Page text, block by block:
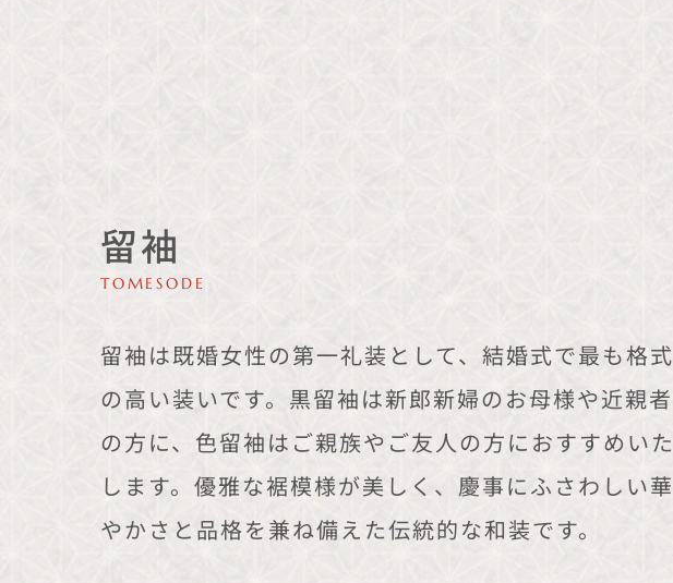
留袖
TOMESODE
留袖は既婚女性の第一礼装として、結婚式で最も格式
の高い装いです。黒留袖は新郎新婦のお母様や近親者
の方に、色留袖はご親族やご友人の方におすすめいた
します。優雅な裾模様が美しく、慶事にふさわしい華
やかさと品格を兼ね備えた伝統的な和装です。